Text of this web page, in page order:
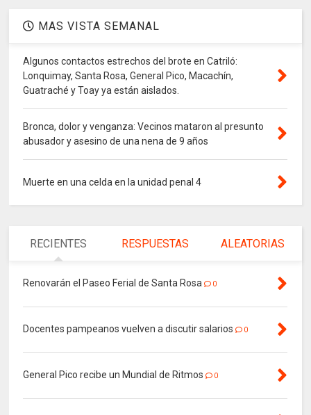
MAS VISTA SEMANAL
Algunos contactos estrechos del brote en Catriló:
Lonquimay, Santa Rosa, General Pico, Macachín,
Guatraché y Toay ya están aislados.
Bronca, dolor y venganza: Vecinos mataron al presunto
abusador y asesino de una nena de 9 años
Muerte en una celda en la unidad penal 4
RECIENTES RESPUESTAS ALEATORIAS
Renovarán el Paseo Ferial de Santa Rosa 0
Docentes pampeanos vuelven a discutir salarios 0
General Pico recibe un Mundial de Ritmos 0